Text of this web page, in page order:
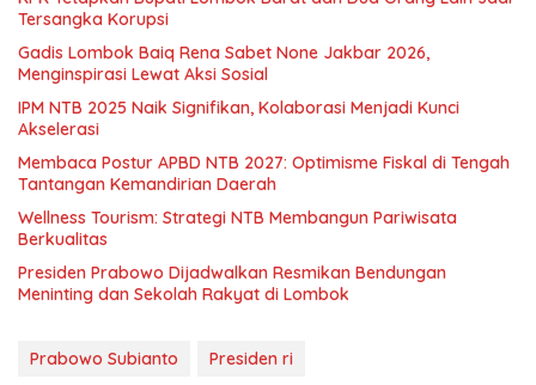
Tersangka Korupsi
Gadis Lombok Baiq Rena Sabet None Jakbar 2026,
Menginspirasi Lewat Aksi Sosial
IPM NTB 2025 Naik Signifikan, Kolaborasi Menjadi Kunci
Akselerasi
Membaca Postur APBD NTB 2027: Optimisme Fiskal di Tengah
Tantangan Kemandirian Daerah
Wellness Tourism: Strategi NTB Membangun Pariwisata
Berkualitas
Presiden Prabowo Dijadwalkan Resmikan Bendungan
Meninting dan Sekolah Rakyat di Lombok
Prabowo Subianto Presiden ri